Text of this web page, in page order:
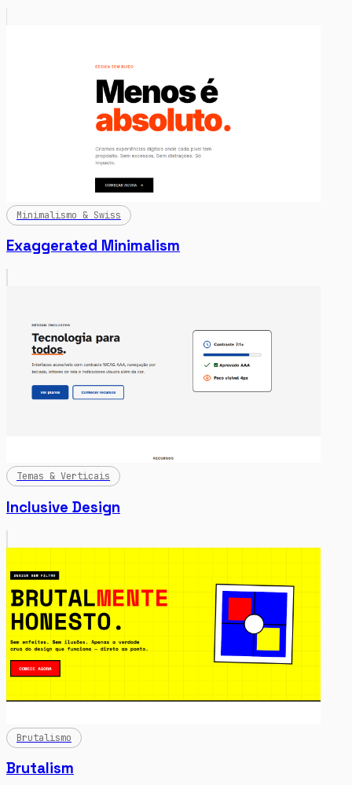
Minimalismo & Swiss
Exaggerated Minimalism
Temas & Verticais
Inclusive Design
Brutalismo
Brutalism